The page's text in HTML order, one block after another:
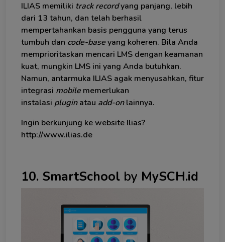
ILIAS memiliki track recordyang panjang, lebih
dari 13 tahun, dan telah berhasil
mempertahankan basis pengguna yang terus
tumbuh dan code-baseyang koheren. Bila Anda
memprioritaskan mencari LMS dengan keamanan
kuat, mungkin LMS ini yang Anda butuhkan.
Namun, antarmuka ILIAS agak menyusahkan, fitur
integrasi mobile memerlukan
instalasi pluginatau add-onlainnya.
Ingin berkunjung ke website Ilias?
http://www.ilias.de
10. SmartSchool by MySCH.id